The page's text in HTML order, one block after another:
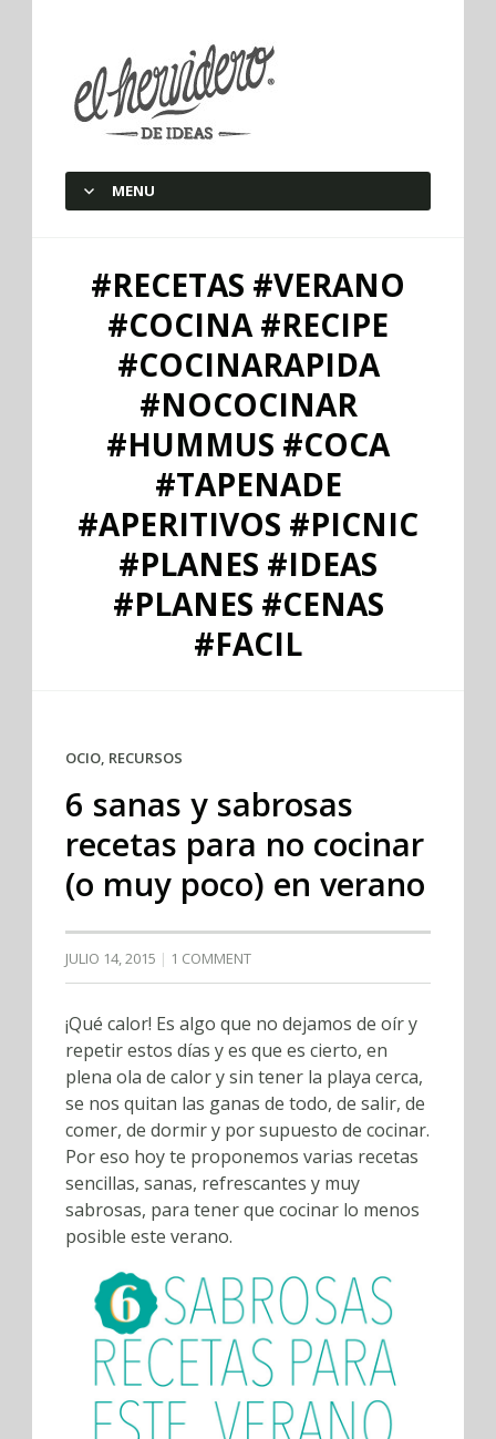
elherviderodeideas
MENU
#RECETAS #VERANO
#COCINA #RECIPE
#COCINARAPIDA
#NOCOCINAR
#HUMMUS #COCA
#TAPENADE
#APERITIVOS #PICNIC
#PLANES #IDEAS
#PLANES #CENAS
#FACIL
OCIO, RECURSOS
6 sanas y sabrosas
recetas para no cocinar
(o muy poco) en verano
JULIO 14, 2015 1 COMMENT
¡Qué calor! Es algo que no dejamos de oír y
repetir estos días y es que es cierto, en
plena ola de calor y sin tener la playa cerca,
se nos quitan las ganas de todo, de salir, de
comer, de dormir y por supuesto de cocinar.
Por eso hoy te proponemos varias recetas
sencillas, sanas, refrescantes y muy
sabrosas, para tener que cocinar lo menos
posible este verano.